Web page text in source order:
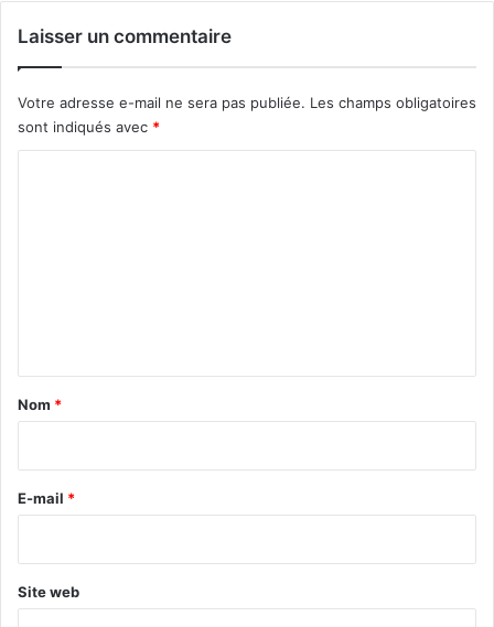
Laisser un commentaire
Votre adresse e-mail ne sera pas publiée. Les champs obligatoires
sont indiqués avec *
a
e
Nom *
E-mail *
Site web